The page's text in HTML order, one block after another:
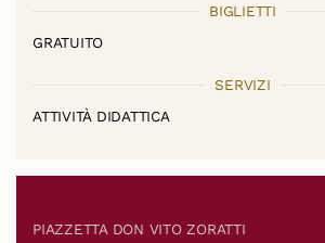
BIGLIETTI
GRATUITO
SERVIZI
ATTIVITÀ DIDATTICA
PIAZZETTA DON VITO ZORATTI